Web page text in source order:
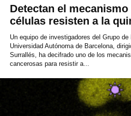
Detectan el
células resisten a la
Un equipo de investigadores del Grupo
Universidad Autónoma de Barcelona,
Surrallés, ha decifrado uno de los
cancerosas para resistir a...